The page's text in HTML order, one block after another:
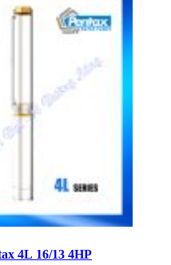
4L 16/13 4HP